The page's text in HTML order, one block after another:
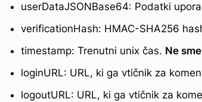
userDataJSONBase64: Podatki
verificationHash: HMAC-SHA256
timestamp: Trenutni unix čas. Ne
loginURL: URL, ki ga vtičnik za
logoutURL: URL, ki ga vtičnik za